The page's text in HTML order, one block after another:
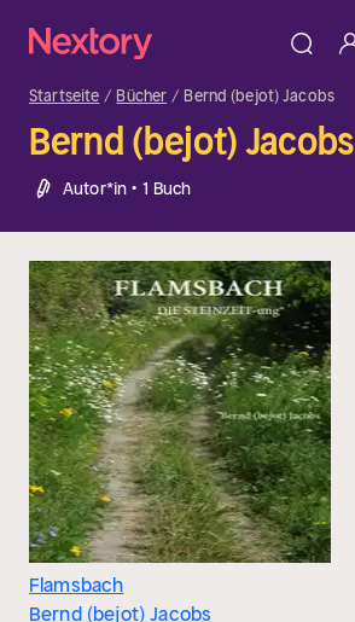
Startseite Bücher Bernd (bejot) Jacobs
Bernd (bejot) Jacobs
Autor*in • 1 Buch
Flamsbach
Bernd (bejot) Jacobs